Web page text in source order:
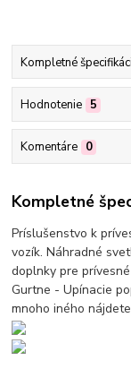
Kompletné
Hodnotenie 5
Komentáre 0
Kompletné
Príslušenstvo k
vozík. Náhradné
doplnky pre
Gurtne - Upínacie
mnoho iného